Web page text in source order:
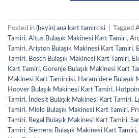
Posted in (beyin) ana kart tamircisi Tagged
Tamiri, Altus Bulaşık Makinesi Kart Tamiri,
Tamiri, Ariston Bulaşık Makinesi Kart Tamiri,
Tamiri, Bosch Bulaşık Makinesi Kart Tamiri,
Kart Tamiri, Gorenje Bulaşık Makinesi Kart
Makinesi Kart Tamircisi, Haramidere Bulaşık
Hoover Bulaşık Makinesi Kart Tamiri,
Tamiri, İndesit Bulaşık Makinesi Kart Tamiri,
Tamiri, Miele Bulaşık Makinesi Kart Tamiri,
Tamiri, Regal Bulaşık Makinesi Kart Tamiri,
Tamiri, Siemens Bulaşık Makinesi Kart Tamiri,